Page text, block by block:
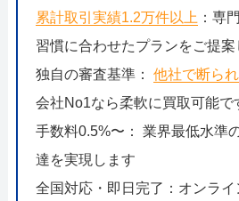
累計取引実績1.2万件以上 ：専
習慣に合わせたプランをご提案
独自の審査基準： 他社で断ら
会社No1なら柔軟に買取可能で
手数料0.5%〜： 業界最低水準
達を実現します
全国対応・即日完了：オンラ